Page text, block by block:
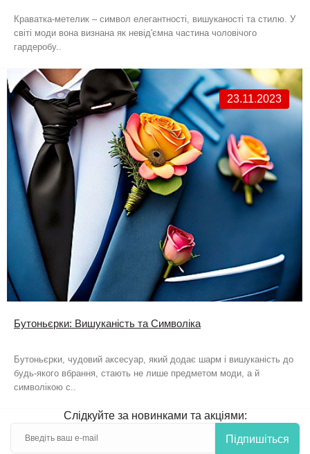
Краватка-метелик – символ елегантності, вишуканості та стилю. У
світі моди вона визнана як невід'ємна частина чоловічого
гардеробу..
23.11.2023
Бутоньєрки: Вишуканість та Символіка
Бутоньєрки, чудовий аксесуар, який додає шарм і вишуканість до
будь-якого вбрання, стають не лише предметом моди, а й
символікою с..
Слідкуйте за новинками та акціями:
Підпишіться